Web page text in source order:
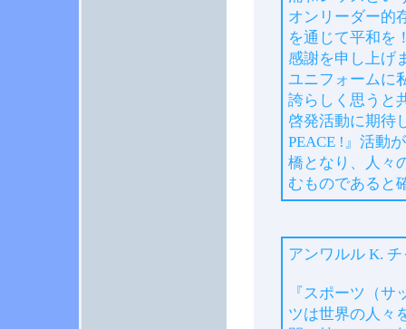
オンリーダー的
を通じて平和を
感謝を申し上げ
ユニフォームに
誇らしく思うと
啓発活動に期待
PEACE !』活動
橋となり、人々
むものであると
アンワルル K.
『スポーツ（
ツは世界の人々